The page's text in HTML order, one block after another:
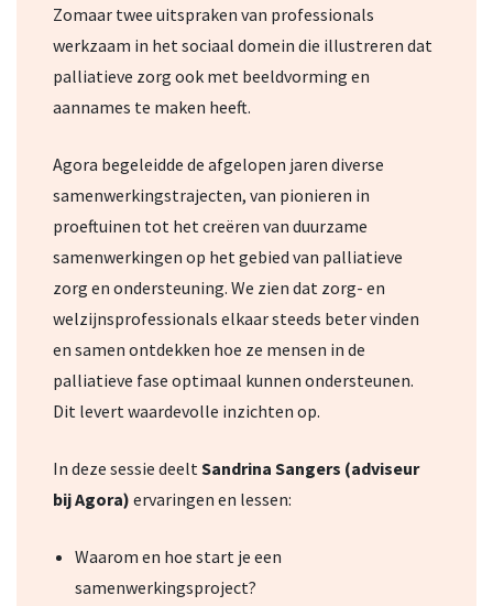
Zomaar twee uitspraken van professionals
werkzaam in het sociaal domein die illustreren dat
palliatieve zorg ook met beeldvorming en
aannames te maken heeft.
Agora begeleidde de afgelopen jaren diverse
samenwerkingstrajecten, van pionieren in
proeftuinen tot het creëren van duurzame
samenwerkingen op het gebied van palliatieve
zorg en ondersteuning. We zien dat zorg- en
welzijnsprofessionals elkaar steeds beter vinden
en samen ontdekken hoe ze mensen in de
palliatieve fase optimaal kunnen ondersteunen.
Dit levert waardevolle inzichten op.
In deze sessie deeltSandrina Sangers (adviseur
bij Agora) ervaringen en lessen:
Waarom en hoe start je een
samenwerkingsproject?